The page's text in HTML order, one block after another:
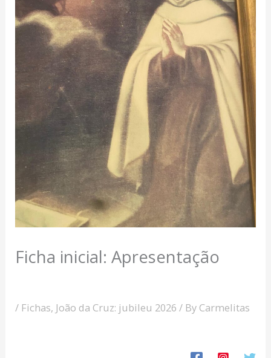
Ficha inicial: Apresentação
/ Fichas, João da Cruz: jubileu 2026 / By Carmelitas